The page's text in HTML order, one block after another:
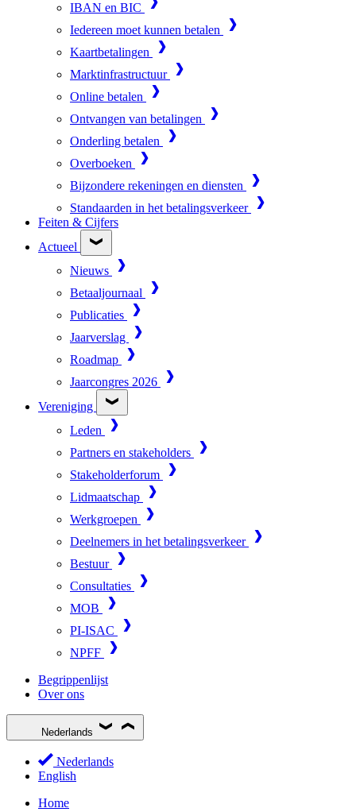
IBAN en BIC
Iedereen moet kunnen betalen
Kaartbetalingen
Marktinfrastructuur
Online betalen
Ontvangen van betalingen
Onderling betalen
Overboeken
Bijzondere rekeningen en diensten
Standaarden in het betalingsverkeer
Feiten & Cijfers
Actueel
Nieuws
Betaaljournaal
Publicaties
Jaarverslag
Roadmap
Jaarcongres 2026
Vereniging
Leden
Partners en stakeholders
Stakeholderforum
Lidmaatschap
Werkgroepen
Deelnemers in het betalingsverkeer
Bestuur
Consultaties
MOB
PI-ISAC
NPFF
Begrippenlijst
Over ons
Nederlands
Nederlands
English
Home